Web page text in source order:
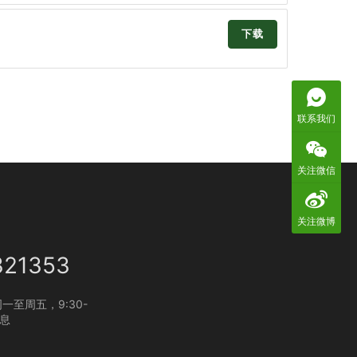
下载
一至周五，9:30-
联系我们
关注微信
关注微博